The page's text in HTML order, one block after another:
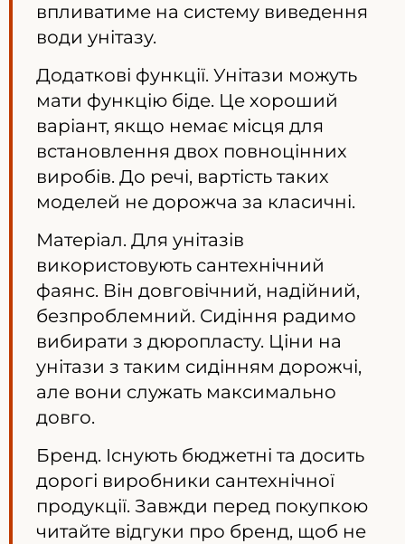
впливатиме на систему виведення
води унітазу.
Додаткові функції. Унітази можуть
мати функцію біде. Це хороший
варіант, якщо немає місця для
встановлення двох повноцінних
виробів. До речі, вартість таких
моделей не дорожча за класичні.
Матеріал. Для унітазів
використовують сантехнічний
фаянс. Він довговічний, надійний,
безпроблемний. Сидіння радимо
вибирати з дюропласту. Ціни на
унітази з таким сидінням дорожчі,
але вони служать максимально
довго.
Бренд. Існують бюджетні та досить
дорогі виробники сантехнічної
продукції. Завжди перед покупкою
читайте відгуки про бренд, щоб не